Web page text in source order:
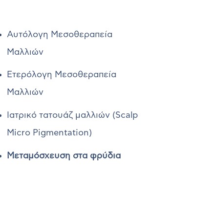
Αυτόλογη Μεσοθεραπεία
Μαλλιών
Ετερόλογη Μεσοθεραπεία
Μαλλιών
Ιατρικό τατουάζ μαλλιών (Scalp
Micro Pigmentation)
Μεταμόσχευση στα φρύδια